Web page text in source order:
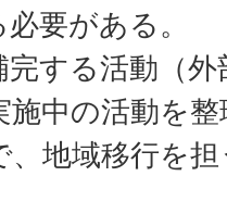
要がある。
完する活動（
中の活動を
、地域移行を